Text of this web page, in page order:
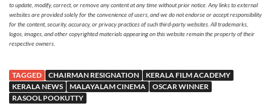
to update, modify, correct, or remove any content at any time without prior notice. Any links to external
websites are provided solely for the convenience of users, and we do not endorse or accept responsibility
for the content, security, accuracy, or privacy practices of such third-party websites. All trademarks,
logos, images, and other copyrighted materials appearing on this website remain the property of their
respective owners.
TAGGED CHAIRMAN RESIGNATION
KERALA FILM ACADEMY
KERALA NEWS
MALAYALAM CINEMA
OSCAR WINNER
RASOOL POOKUTTY